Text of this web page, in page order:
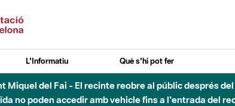
L'Informatiu Què s'hi pot fer
Miquel del Fai - El recinte reobre al públic després
no poden accedir amb vehicle fins a l'entrada del